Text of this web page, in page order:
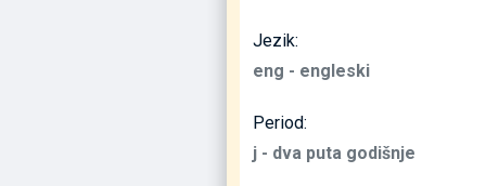
Jezik:
eng - engleski
Period:
j - dva puta godišnje